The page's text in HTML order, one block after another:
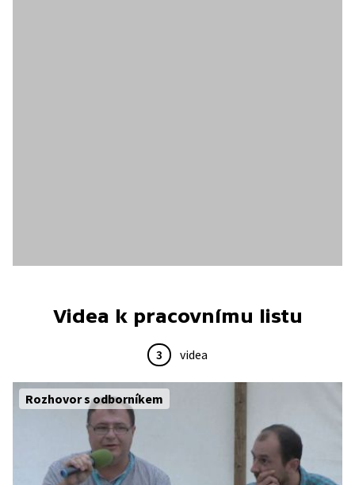
Videa k pracovnímu listu
3 videa
Rozhovor s odborníkem